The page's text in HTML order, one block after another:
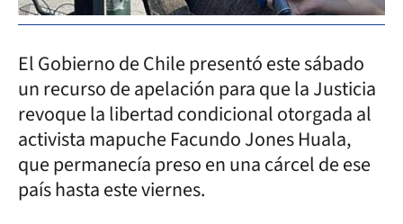
El Gobierno de Chile presentó este sábado
un recurso de apelación para que la Justicia
revoque la libertad condicional otorgada al
activista mapuche Facundo Jones Huala,
que permanecía preso en una cárcel de ese
país hasta este viernes.